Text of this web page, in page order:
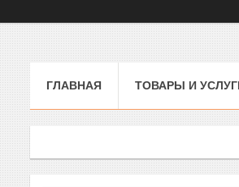
ГЛАВНАЯ ТОВАРЫ И